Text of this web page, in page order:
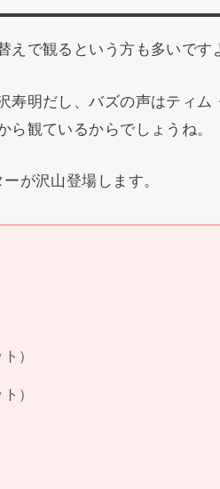
で観るという方も多いです
寿明だし、バズの声はティム
観ているからでしょうね。
が沢山登場します。
）
）